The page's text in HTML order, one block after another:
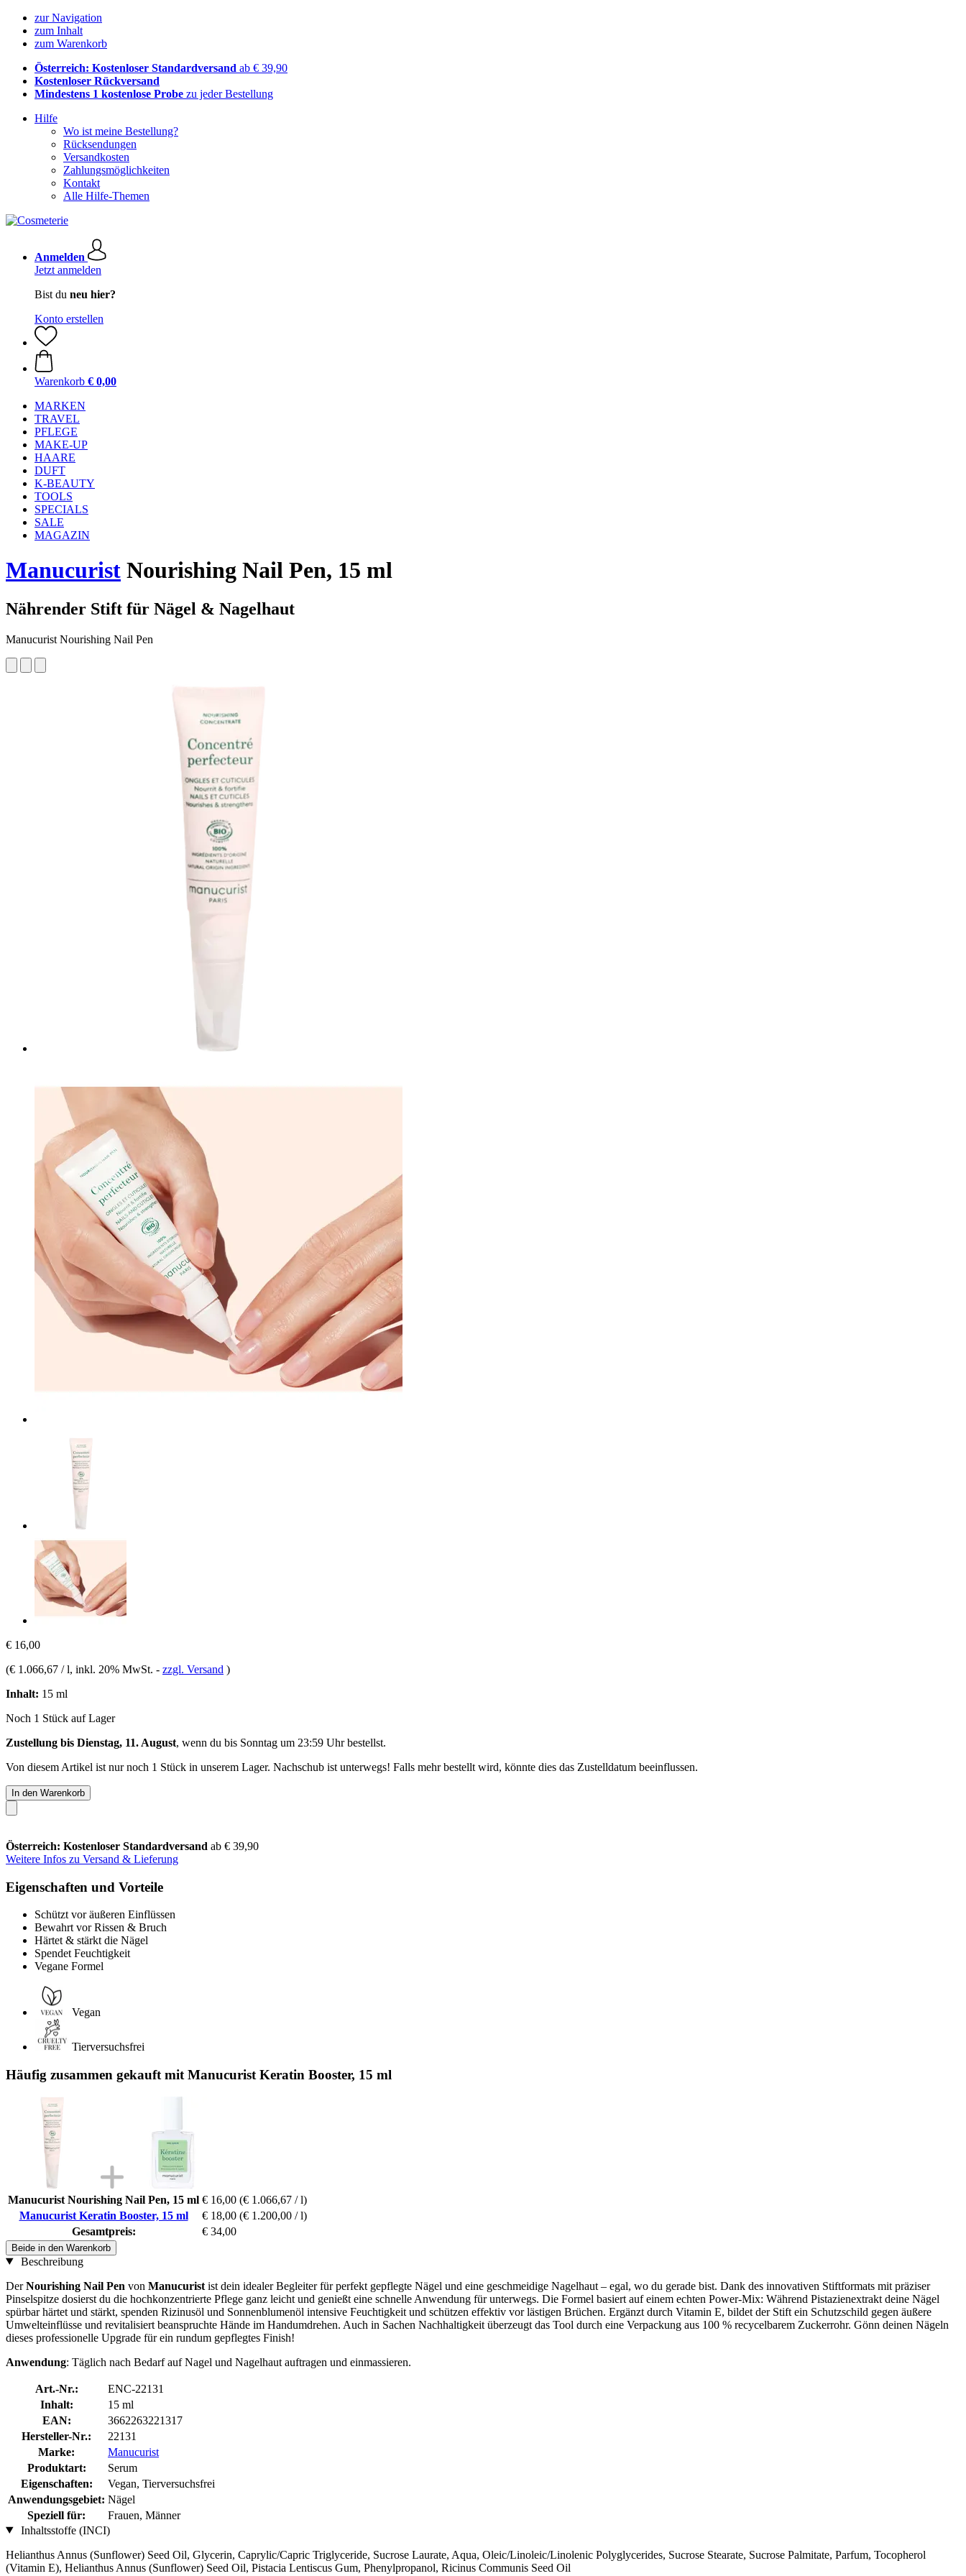
zur Navigation
zum Inhalt
zum Warenkorb
Österreich: Kostenloser Standardversand ab € 39,90
Kostenloser Rückversand
Mindestens 1 kostenlose Probe zu jeder Bestellung
Hilfe
Wo ist meine Bestellung?
Rücksendungen
Versandkosten
Zahlungsmöglichkeiten
Kontakt
Alle Hilfe-Themen
Anmelden
Jetzt anmelden
Bist du neu hier?
Konto erstellen
Warenkorb € 0,00
MARKEN
TRAVEL
PFLEGE
MAKE-UP
HAARE
DUFT
K-BEAUTY
TOOLS
SPECIALS
SALE
MAGAZIN
Manucurist Nourishing Nail Pen, 15 ml
Nährender Stift für Nägel & Nagelhaut
Manucurist Nourishing Nail Pen
€ 16,00
(€ 1.066,67 / l, inkl. 20% MwSt. - zzgl. Versand )
Inhalt: 15 ml
Noch 1 Stück auf Lager
Zustellung bis Dienstag, 11. August, wenn du bis Sonntag um 23:59 Uhrbestellst.
Von diesem Artikel ist nur noch 1 Stück in unserem Lager. Nachschub ist unterwegs! Falls mehr bestellt wird, könnte dies das Zustelldatum beeinflussen.
In den Warenkorb
Österreich: Kostenloser Standardversand ab € 39,90
Weitere Infos zu Versand & Lieferung
Eigenschaften und Vorteile
Schützt vor äußeren Einflüssen
Bewahrt vor Rissen & Bruch
Härtet & stärkt die Nägel
Spendet Feuchtigkeit
Vegane Formel
Vegan
Tierversuchsfrei
Häufig zusammen gekauft mit Manucurist Keratin Booster, 15 ml
Manucurist Nourishing Nail Pen, 15 ml € 16,00 (€ 1.066,67 / l)
Manucurist Keratin Booster, 15 ml
€ 18,00 (€ 1.200,00 / l)
Gesamtpreis:
€ 34,00
Beide in den Warenkorb
Beschreibung
DerNourishing Nail Pen von Manucurist ist dein idealer Begleiter für perfekt gepflegte Nägel und eine geschmeidige Nagelhaut – egal, wo du gerade bist. Dank des innovativen Stiftformats mit präziser
Pinselspitze dosierst du die hochkonzentrierte Pflege ganz leicht und genießt eine schnelle Anwendung für unterwegs. Die Formel basiert auf einem echten Power-Mix: Während Pistazienextrakt deine Nägel
spürbar härtet und stärkt, spenden Rizinusöl und Sonnenblumenöl intensive Feuchtigkeit und schützen effektiv vor lästigen Brüchen. Ergänzt durch Vitamin E, bildet der Stift ein Schutzschild gegen äußere
Umwelteinflüsse und revitalisiert beanspruchte Hände im Handumdrehen. Auch in Sachen Nachhaltigkeit überzeugt das Tool durch eine Verpackung aus 100 % recycelbarem Zuckerrohr. Gönn deinen Nägeln
dieses professionelle Upgrade für ein rundum gepflegtes Finish!
Anwendung: Täglich nach Bedarf auf Nagel und Nagelhaut auftragen und einmassieren.
Art.-Nr.:
ENC-22131
Inhalt:
15 ml
EAN:
3662263221317
Hersteller-Nr.:
22131
Marke:
Manucurist
Produktart:
Serum
Eigenschaften:
Vegan, Tierversuchsfrei
Anwendungsgebiet: Nägel
Speziell für:
Frauen, Männer
Inhaltsstoffe (INCI)
Helianthus Annus (Sunflower) Seed Oil, Glycerin, Caprylic/Capric Triglyceride, Sucrose Laurate, Aqua, Oleic/Linoleic/Linolenic Polyglycerides, Sucrose Stearate, Sucrose Palmitate, Parfum, Tocopherol
(Vitamin E), Helianthus Annus (Sunflower) Seed Oil, Pistacia Lentiscus Gum, Phenylpropanol, Ricinus Communis Seed Oil